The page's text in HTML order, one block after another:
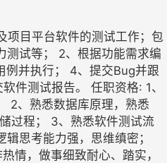
项目平台软件的测试工作；包
测试等； 2、根据功能需求编
例并执行； 4、提交Bug并跟
件测试报告。 任职资格: 1、
2、熟悉数据库原理，熟悉
过程； 3、熟悉软件测试流
思考能力强，思维缜密；
情，做事细致耐心、踏实，